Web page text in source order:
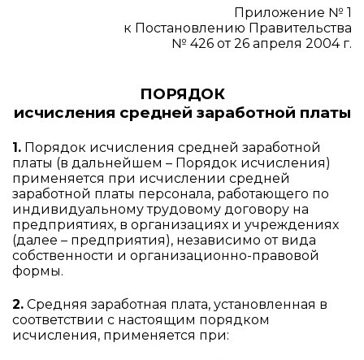
Приложение № 1
к Постановлению Правительства
№ 426 от 26 апреля 2004 г.
ПОРЯДОК
исчисления средней заработной платы
1. Порядок исчисления средней заработной
платы (в дальнейшем – Порядок исчисления)
применяется при исчислении средней
заработной платы персонала, работающего по
индивидуальному трудовому договору на
предприятиях, в организациях и учреждениях
(далее – предприятия), независимо от вида
собственности и организационно-правовой
формы.
2. Средняя заработная плата, установленная в
соответствии с настоящим порядком
исчисления, применяется при: